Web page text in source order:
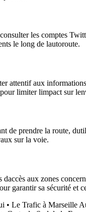
les comptes
le long de lautoroute.
attentif aux
limiter limpact sur
de prendre la route,
sur la voie.
aux zones
garantir sa sécurité et
• Le Trafic à Marseille